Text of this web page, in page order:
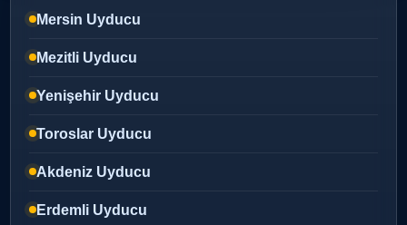
Mersin Uyducu
Mezitli Uyducu
Yenişehir Uyducu
Toroslar Uyducu
Akdeniz Uyducu
Erdemli Uyducu